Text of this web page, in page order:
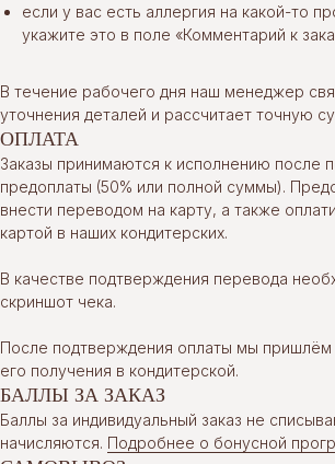
если у вас есть аллергия на какой-то
укажите это в поле «Комментарий к
В течение рабочего дня наш менеджер
уточнения деталей и рассчитает точную
ОПЛАТА
Заказы принимаются к исполнению после
предоплаты (50% или полной суммы).
внести переводом на карту, а также
картой в наших кондитерских.
В качестве подтверждения перевода
скриншот чека.
После подтверждения оплаты мы пришлём
его получения в кондитерской.
БАЛЛЫ ЗА ЗАКАЗ
Баллы за индивидуальный заказ не
начисляются. Подробнее о бонусной